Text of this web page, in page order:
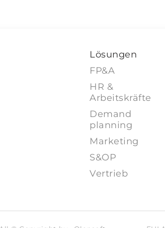
Lösungen
FP&A
HR &
Arbeitskräfte
Demand
planning
Marketing
S&OP
Vertrieb